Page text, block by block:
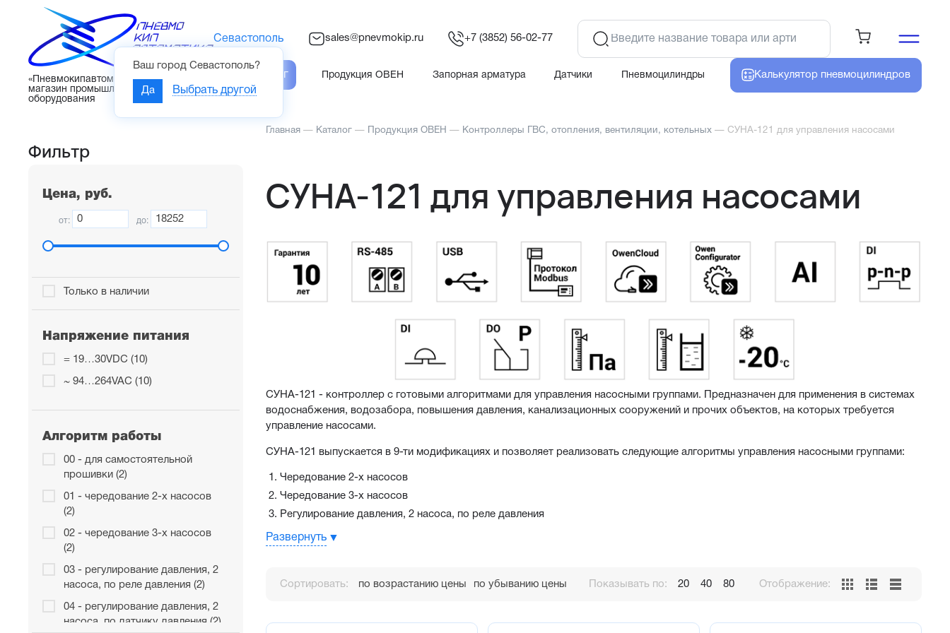
«Пневмокипавтоматика» – интернет-
магазин промышленного
оборудования
Севастополь
Ваш город Севастополь?
Да Выбрать другой
sales@pnevmokip.ru +7 (3852) 56-02-77
Каталог Продукция ОВЕН Запорная арматура Датчики Пневмоцилиндры Калькулятор пневмоцилиндров
Фильтр
Цена, руб.
от: до:
Только в наличии
Напряжение питания
= 19…30VDC (10)
~ 94…264VAC (10)
Алгоритм работы
00 - для самостоятельной
прошивки (2)
01 - чередование 2-х насосов
(2)
02 - чередование 3-х насосов
(2)
03 - регулирование давления, 2
насоса, по реле давления (2)
04 - регулирование давления, 2
насоса, по датчику давления (2)
Главная — Каталог — Продукция ОВЕН — Контроллеры ГВС, отопления, вентиляции, котельных — СУНА-121 для управления насосами
СУНА-121 для управления насосами
СУНА-121 - контроллер с готовыми алгоритмами для управления насосными группами. Предназначен для применения в системах
водоснабжения, водозабора, повышения давления, канализационных сооружений и прочих объектов, на которых требуется
управление насосами.
СУНА-121 выпускается в 9-ти модификациях и позволяет реализовать следующие алгоритмы управления насосными группами:
Чередование 2-х насосов
Чередование 3-х насосов
Регулирование давления, 2 насоса, по реле давления
Регулирование давления, 2 насоса, по аналоговому датчику давления
Заполнение/опорожнение резервуара, 2 насоса, аналоговый датчик уровня
Управление канализационной насосной станцией, 2 насоса, аналоговый и дискретный датчики уровня или 4 дискретных датчика
Развернуть
Сортировать: по возрастанию цены по убыванию цены Показывать по: 20 40 80 Отображение: